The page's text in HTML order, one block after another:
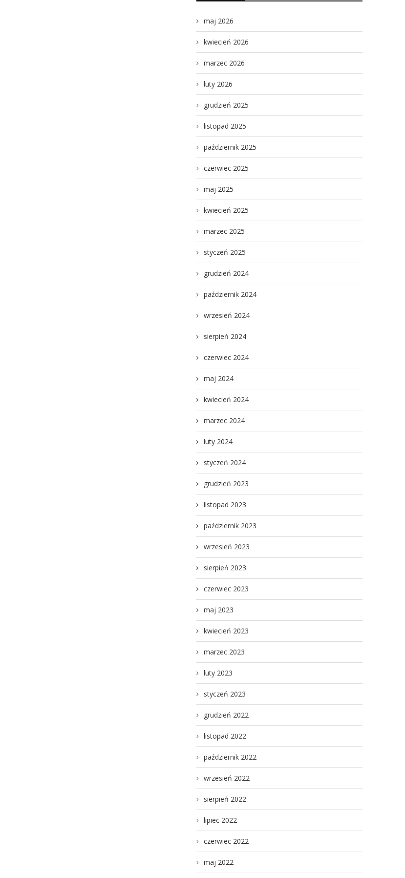
maj 2026
kwiecień 2026
marzec 2026
luty 2026
grudzień 2025
listopad 2025
październik 2025
czerwiec 2025
maj 2025
kwiecień 2025
marzec 2025
styczeń 2025
grudzień 2024
październik 2024
wrzesień 2024
sierpień 2024
czerwiec 2024
maj 2024
kwiecień 2024
marzec 2024
luty 2024
styczeń 2024
grudzień 2023
listopad 2023
październik 2023
wrzesień 2023
sierpień 2023
czerwiec 2023
maj 2023
kwiecień 2023
marzec 2023
luty 2023
styczeń 2023
grudzień 2022
listopad 2022
październik 2022
wrzesień 2022
sierpień 2022
lipiec 2022
czerwiec 2022
maj 2022